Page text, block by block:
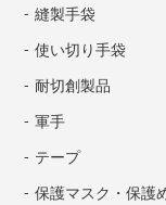
縫製手袋
使い切り手袋
耐切創製品
軍手
テープ
保護マスク・保護